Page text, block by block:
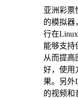
亚洲彩票
的模拟器
行在
能够支持
从而提高
好，使用
果。另外
的视频和